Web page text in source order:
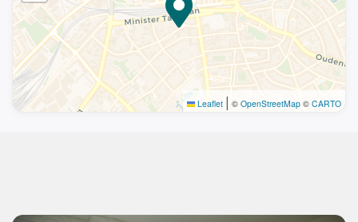
Leaflet | © OpenStreetMap © CARTO